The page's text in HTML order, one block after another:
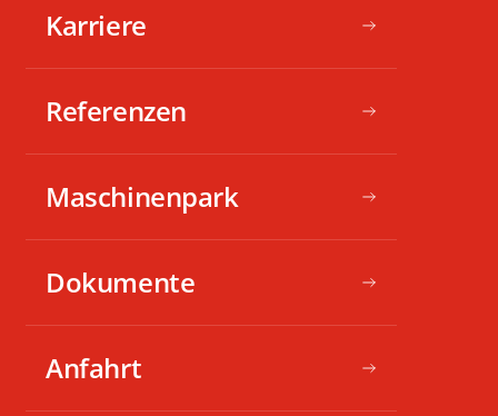
Karriere
Referenzen
Maschinenpark
Dokumente
Anfahrt